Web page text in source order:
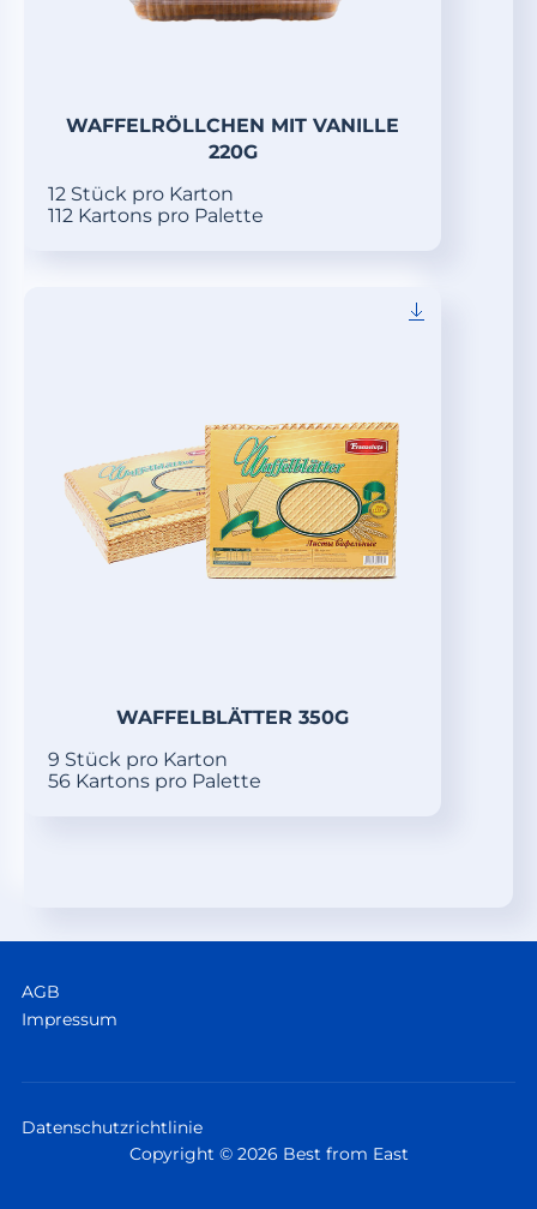
WAFFELRÖLLCHEN MIT VANILLE
220G
12 Stück pro Karton
112 Kartons pro Palette
WAFFELBLÄTTER 350G
9 Stück pro Karton
56 Kartons pro Palette
AGB
Impressum
Datenschutzrichtlinie
Copyright © 2026 Best from East